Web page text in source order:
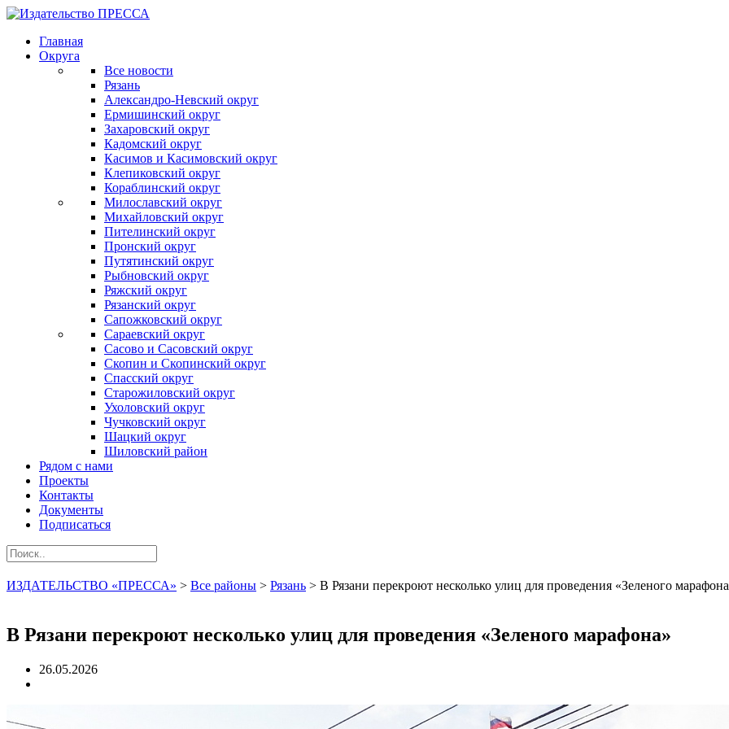
Главная
Округа
Все новости
Рязань
Александро-Невский округ
Ермишинский округ
Захаровский округ
Кадомский округ
Касимов и Касимовский округ
Клепиковский округ
Кораблинский округ
Милославский округ
Михайловский округ
Пителинский округ
Пронский округ
Путятинский округ
Рыбновский округ
Ряжский округ
Рязанский округ
Сапожковский округ
Сараевский округ
Сасово и Сасовский округ
Скопин и Скопинский округ
Спасский округ
Старожиловский округ
Ухоловский округ
Чучковский округ
Шацкий округ
Шиловский район
Рядом с нами
Проекты
Контакты
Документы
Подписаться
ИЗДАТЕЛЬСТВО «ПРЕССА» > Все районы > Рязань > В Рязани перекроют несколько улиц для проведения «Зеленого
В Рязани перекроют несколько улиц для проведения «Зеленого марафона»
26.05.2026